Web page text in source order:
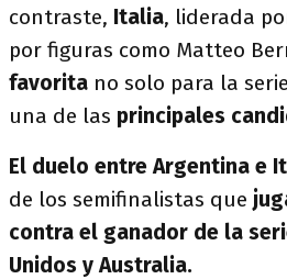
contraste, Italia, liderada
por figuras como Matteo
favorita no solo para la
una de las principales
El duelo entre Argentina e
de los semifinalistas que
contra el ganador de la
Unidos y Australia.